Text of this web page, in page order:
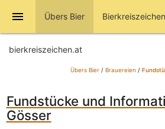
menu Übers Bier Bierkreiszeichen
bierkreiszeichen.at
Übers Bier/ Brauereien /
Fundstücke und
Gösser